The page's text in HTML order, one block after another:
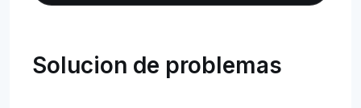
Solucion de problemas